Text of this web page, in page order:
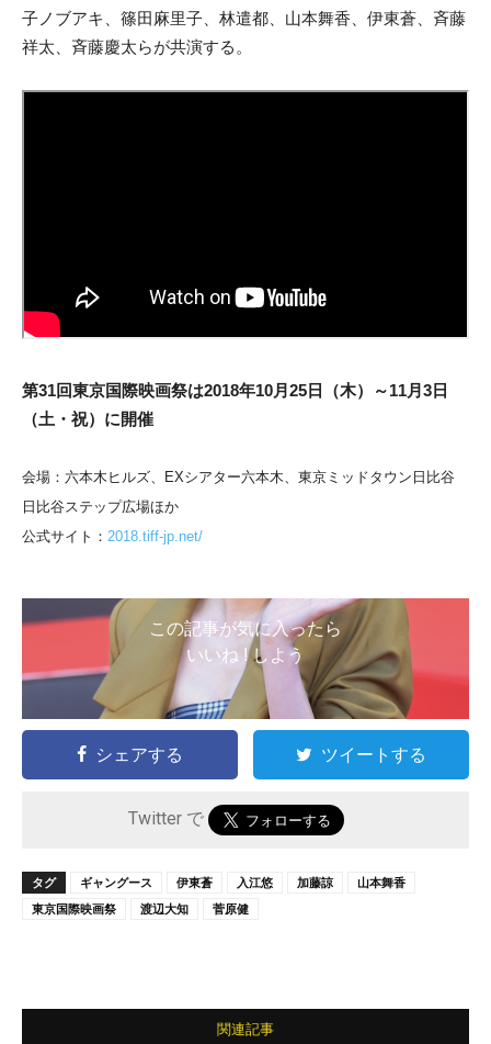
子ノブアキ、篠田麻里子、林遣都、山本舞香、伊東蒼、斉藤
祥太、斉藤慶太らが共演する。
第31回東京国際映画祭は2018年10月25日（木）～11月3日
（土・ 祝）に開催
会場：六本木ヒルズ、EXシアター六本木、 東京ミッドタウン日比谷
日比谷ステップ広場ほか
公式サイト： 2018.tiff-jp.net/
この記事が気に入ったら
いいね ! しよう
シェアする ツイートする
Twitter で
タグ ギャングース 伊東蒼 入江悠 加藤諒
山本舞香
東京国際映画祭
渡辺大知 菅原健
関連記事